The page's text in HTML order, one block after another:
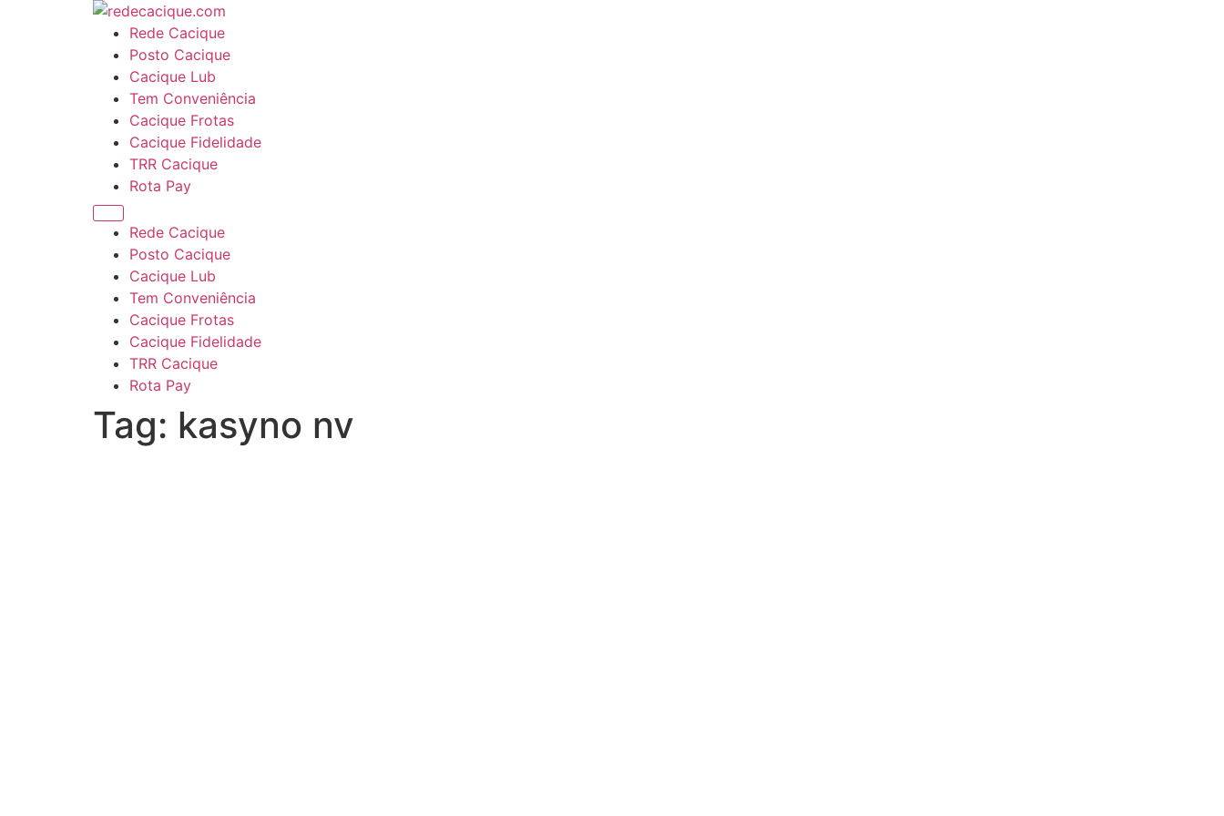
Rede Cacique
Posto Cacique
Cacique Lub
Tem Conveniência
Cacique Frotas
Cacique Fidelidade
TRR Cacique
Rota Pay
Rede Cacique
Posto Cacique
Cacique Lub
Tem Conveniência
Cacique Frotas
Cacique Fidelidade
TRR Cacique
Rota Pay
Tag: kasyno nv